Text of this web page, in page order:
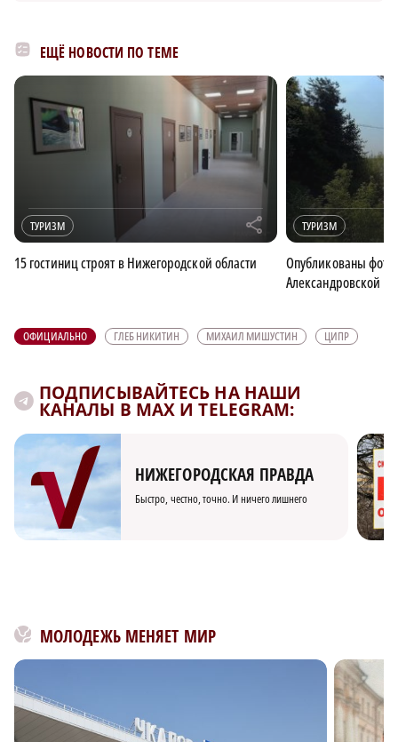
ЕЩЁ НОВОСТИ ПО ТЕМЕ
ТУРИЗМ r
15 гостиниц строят в Нижегородской области
ТУРИЗМ
Опубликованы фото
Александровской
ОФИЦИАЛЬНО ГЛЕБ НИКИТИН МИХАИЛ МИШУСТИН ЦИПР
ПОДПИСЫВАЙТЕСЬ НА НАШИ
КАНАЛЫ В MAX И TELEGRAM:
НИЖЕГОРОДСКАЯ ПРАВДА
Быстро, честно, точно. И ничего лишнего
МОЛОДЕЖЬ МЕНЯЕТ МИР